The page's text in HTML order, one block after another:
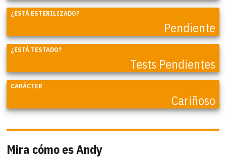
¿ESTÁ ESTERILIZADO?
Pendiente
¿ESTÁ TESTADO?
Tests Pendientes
CARÁCTER
Cariñoso
Mira cómo es Andy